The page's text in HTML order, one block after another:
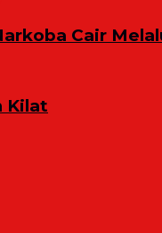
Cair
Kilat